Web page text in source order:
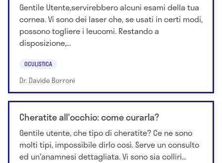
Gentile Utente,servirebbero alcuni esami della tua
cornea. Vi sono dei laser che, se usati in certi modi,
possono togliere i leucomi. Restando a
disposizione,...
OCULISTICA
Dr. Davide Borroni
Cheratite all'occhio: come curarla?
Gentile utente, che tipo di cheratite? Ce ne sono
molti tipi, impossibile dirlo così. Serve un consulto
ed un'anamnesi dettagliata. Vi sono sia colliri...